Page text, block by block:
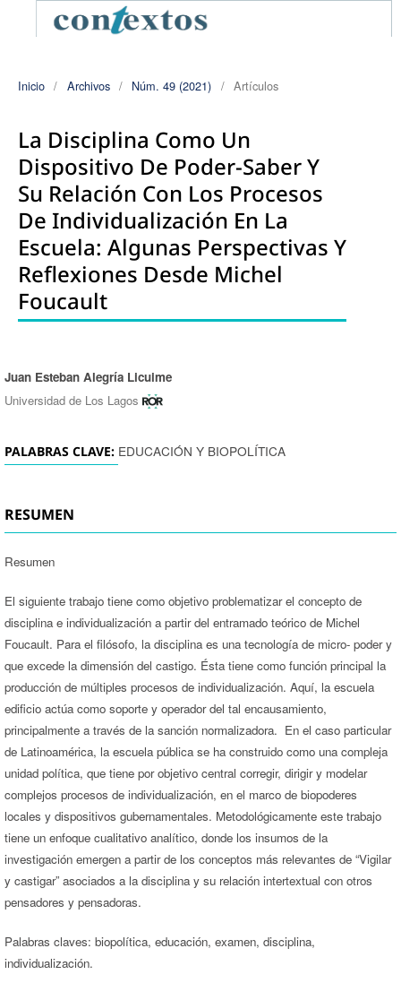
Inicio / Archivos / Núm. 49 (2021) / Artículos
La Disciplina Como Un
Dispositivo De Poder-Saber Y
Su Relación Con Los Procesos
De Individualización En La
Escuela: Algunas Perspectivas Y
Reflexiones Desde Michel
Foucault
Autores/as
Juan Esteban Alegría Licuime
Universidad de Los Lagos
PALABRAS CLAVE: EDUCACIÓN Y BIOPOLÍTICA
RESUMEN
Resumen
El siguiente trabajo tiene como objetivo problematizar el concepto de
disciplina e individualización a partir del entramado teórico de Michel
Foucault. Para el filósofo, la disciplina es una tecnología de micro- poder y
que excede la dimensión del castigo. Ésta tiene como función principal la
producción de múltiples procesos de individualización. Aquí, la escuela
edificio actúa como soporte y operador del tal encausamiento,
principalmente a través de la sanción normalizadora. En el caso particular
de Latinoamérica, la escuela pública se ha construido como una compleja
unidad política, que tiene por objetivo central corregir, dirigir y modelar
complejos procesos de individualización, en el marco de biopoderes
locales y dispositivos gubernamentales. Metodológicamente este trabajo
tiene un enfoque cualitativo analítico, donde los insumos de la
investigación emergen a partir de los conceptos más relevantes de “Vigilar
y castigar” asociados a la disciplina y su relación intertextual con otros
pensadores y pensadoras.
Palabras claves: biopolítica, educación, examen, disciplina,
individualización.